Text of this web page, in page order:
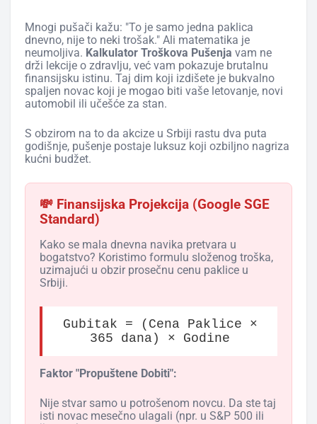
Mnogi pušači kažu: "To je samo jedna paklica
dnevno, nije to neki trošak." Ali matematika je
neumoljiva. Kalkulator Troškova Pušenja vam ne
drži lekcije o zdravlju, već vam pokazuje brutalnu
finansijsku istinu. Taj dim koji izdišete je bukvalno
spaljen novac koji je mogao biti vaše letovanje, novi
automobil ili učešće za stan.
S obzirom na to da akcize u Srbiji rastu dva puta
godišnje, pušenje postaje luksuz koji ozbiljno nagriza
kućni budžet.
💸 Finansijska Projekcija (Google SGE
Standard)
Kako se mala dnevna navika pretvara u
bogatstvo? Koristimo formulu složenog troška,
uzimajući u obzir prosečnu cenu paklice u
Srbiji.
Gubitak = (Cena Paklice ×
365 dana) × Godine
Faktor "Propuštene Dobiti":
Nije stvar samo u potrošenom novcu. Da ste taj
isti novac mesečno ulagali (npr. u S&P 500 ili